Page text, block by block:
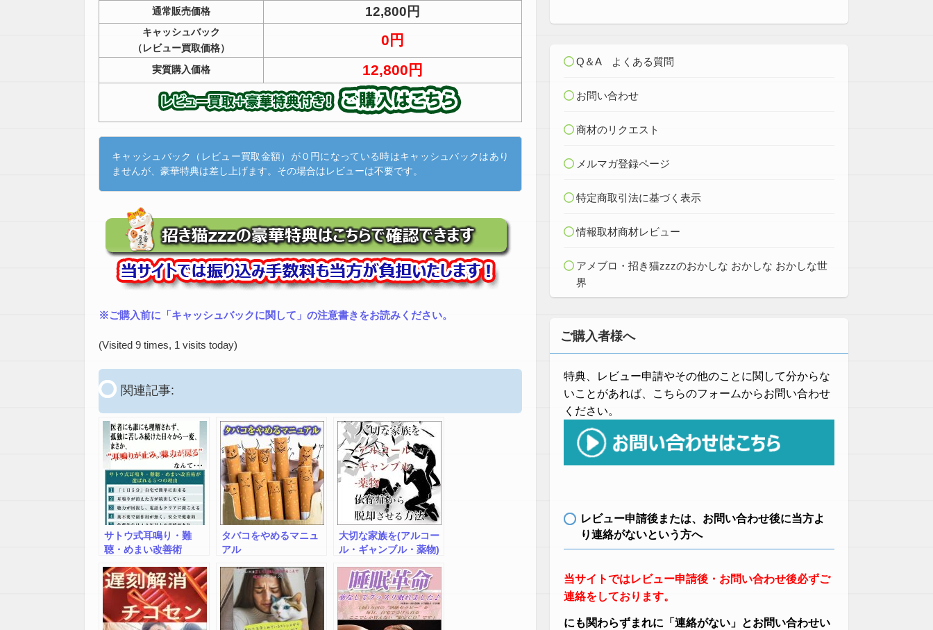
通常販売価格
12,800円
キャッシュバック
（レビュー買取価格）
0円
実質購入価格 12,800円
キャッシュバック（レビュー買取金額）が０円になっている時はキャッシュバックはあり
ませんが、豪華特典は差し上げます。その場合はレビューは不要です。
※ご購入前に「キャッシュバックに関して」の注意書きをお読みください。
(Visited 9 times, 1 visits today)
関連記事:
サトウ式耳鳴り・難
聴・めまい改善術
タバコをやめるマニュ
アル
大切な家族を(アルコー
ル・ギャンブル・薬物)
方法-自宅治療型特別動
画マニュアル-
Q＆A よくある質問
お問い合わせ
商材のリクエスト
メルマガ登録ページ
特定商取引法に基づく表示
情報取材商材レビュー
アメブロ・招き猫zzzのおかしな おかしな おかしな世
界
ご購入者様へ
特典、レビュー申請やその他のことに関して分からな
いことがあれば、こちらのフォームからお問い合わせ
ください。
レビュー申請後または、お問い合わせ後に当方よ
り連絡がないという方へ
当サイトではレビュー申請後・お問い合わせ後必ずご
連絡をしております。
にも関わらずまれに「連絡がない」とお問い合わせい